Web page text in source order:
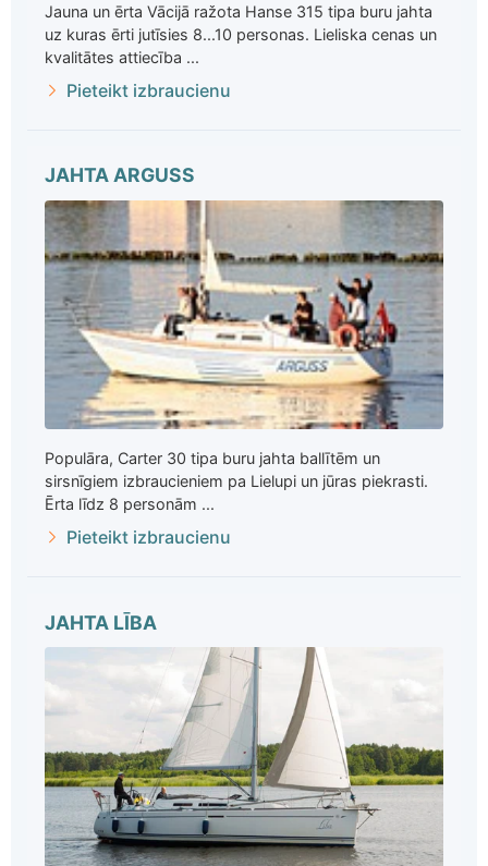
Jauna un ērta Vācijā ražota Hanse 315 tipa buru jahta
uz kuras ērti jutīsies 8...10 personas. Lieliska cenas un
kvalitātes attiecība ...
Pieteikt izbraucienu
JAHTA ARGUSS
Populāra, Carter 30 tipa buru jahta ballītēm un
sirsnīgiem izbraucieniem pa Lielupi un jūras piekrasti.
Ērta līdz 8 personām ...
Pieteikt izbraucienu
JAHTA LĪBA